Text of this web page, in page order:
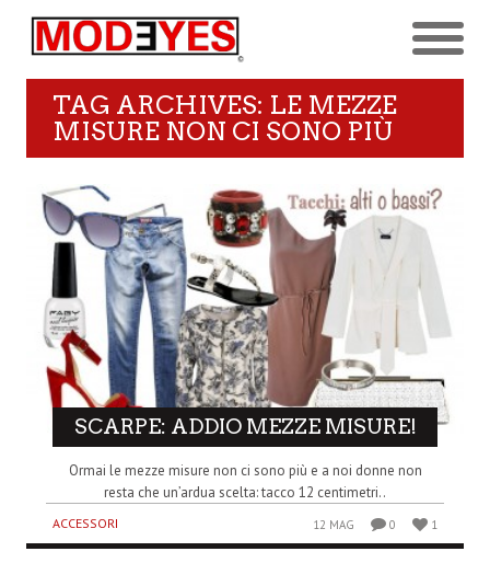
TAG ARCHIVES: LE MEZZE
MISURE NON CI SONO PIÙ
SCARPE: ADDIO MEZZE MISURE!
Ormai le mezze misure non ci sono più e a noi donne non
resta che un’ardua scelta: tacco 12 centimetri..
ACCESSORI 12 MAG 0 1